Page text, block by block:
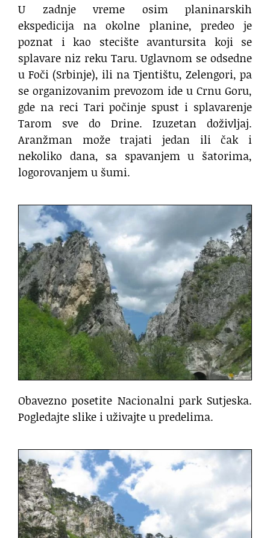
U zadnje vreme osim planinarskih
ekspedicija na okolne planine, predeo je
poznat i kao stecište avantursita koji se
splavare niz reku Taru. Uglavnom se odsedne
u Foči (Srbinje), ili na Tjentištu, Zelengori, pa
se organizovanim prevozom ide u Crnu Goru,
gde na reci Tari počinje spust i splavarenje
Tarom sve do Drine. Izuzetan doživljaj.
Aranžman može trajati jedan ili čak i
nekoliko dana, sa spavanjem u šatorima,
logorovanjem u šumi.
Obavezno posetite Nacionalni park Sutjeska.
Pogledajte slike i uživajte u predelima.